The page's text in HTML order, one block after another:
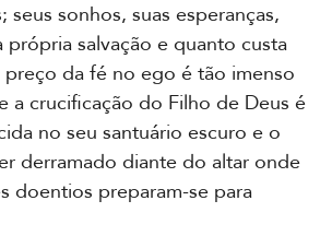
seus sonhos, suas esperanças,
própria salvação e quanto custa
da fé no ego é tão imenso
a crucificação do Filho de Deus é
no seu santuário escuro e o
derramado diante do altar onde
doentios preparam-se para